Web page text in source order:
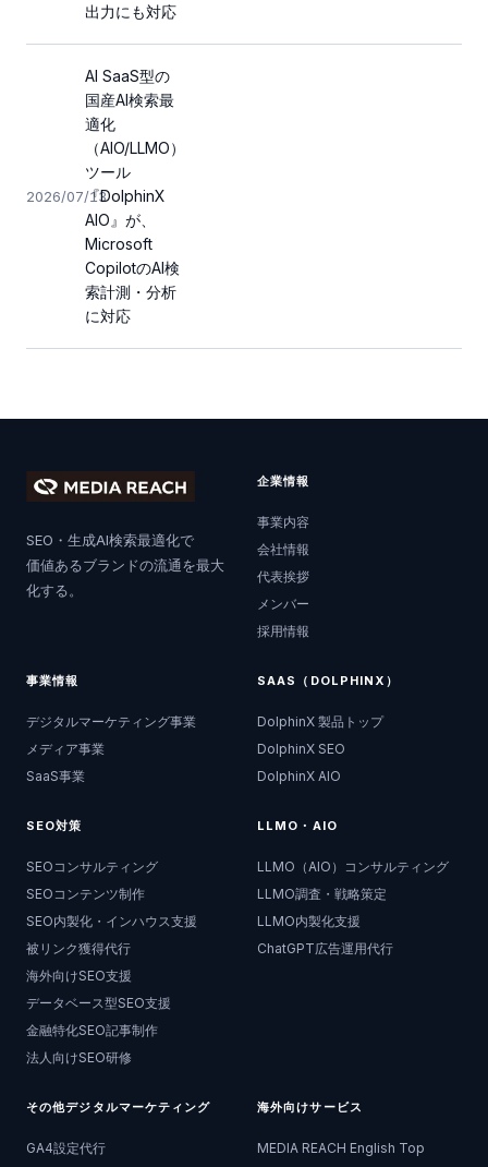
出力にも対応
2026/07/13
AI SaaS型の
国産AI検索最
適化
（AIO/LLMO）
ツール
『DolphinX
AIO』が、
Microsoft
CopilotのAI検
索計測・分析
に対応
SEO・生成AI検索最適化で
価値あるブランドの流通を最大
化する。
企業情報
事業内容
会社情報
代表挨拶
メンバー
採用情報
事業情報
デジタルマーケティング事業
メディア事業
SaaS事業
SAAS（DOLPHINX）
DolphinX 製品トップ
DolphinX SEO
DolphinX AIO
SEO対策
SEOコンサルティング
SEOコンテンツ制作
SEO内製化・インハウス支援
被リンク獲得代行
海外向けSEO支援
データベース型SEO支援
金融特化SEO記事制作
法人向けSEO研修
LLMO・AIO
LLMO（AIO）コンサルティング
LLMO調査・戦略策定
LLMO内製化支援
ChatGPT広告運用代行
その他デジタルマーケティング
GA4設定代行
海外向けサービス
MEDIA REACH English Top